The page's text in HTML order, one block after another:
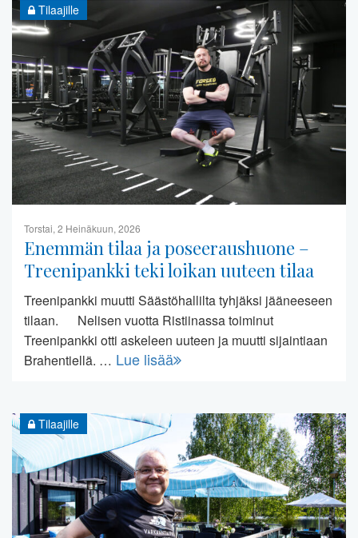
Tilaajille
Torstai, 2 Heinäkuun, 2026
Enemmän tilaa ja poseeraushuone –
Treenipankki teki loikan uuteen tilaa
Treenipankki muutti Säästöhallilta tyhjäksi jääneeseen
tilaan. Nelisen vuotta Ristiinassa toiminut
Treenipankki otti askeleen uuteen ja muutti sijaintiaan
Brahentiellä. … Lue lisää
Tilaajille